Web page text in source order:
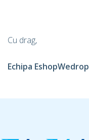
Cu drag,
Echipa EshopWedrop